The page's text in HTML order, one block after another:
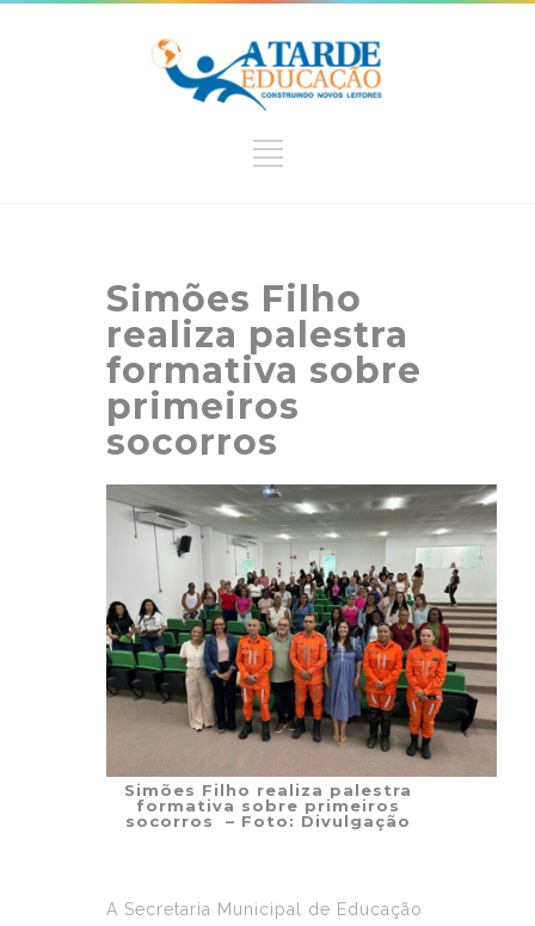
Simões Filho
realiza palestra
formativa sobre
primeiros
socorros
Simões Filho realiza palestra
formativa sobre primeiros
socorros – Foto: Divulgação
A Secretaria Municipal de Educação